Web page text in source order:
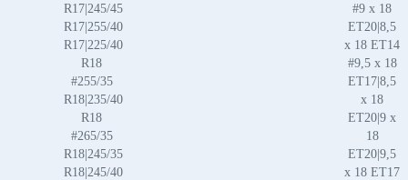
R17|245/45
R17|255/40
R17|225/40
R18
#255/35
R18|235/40
R18
#265/35
R18|245/35
R18|245/40
#9 x 18
ET20|8,5
x 18 ET14
#9,5 x 18
ET17|8,5
x 18
ET20|9 x
18
ET20|9,5
x 18 ET17